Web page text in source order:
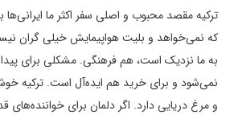
ترکیه مقصد محبوب و اصلی سفر اکثر ما
که نمی‌خواهد و بلیت هواپیمایش خیلی گران
به ما نزدیک است، هم فرهنگی. مشکلی برای
نمی‌شود و برای خرید هم ایده‌آل است. ترکیه
و مرغ دریایی دارد. اگر دلمان برای